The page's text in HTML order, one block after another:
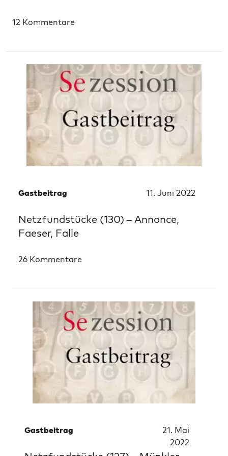
12 Kommentare
Gastbeitrag 11. Juni 2022
Netzfundstücke (130) – Annonce,
Faeser, Falle
26 Kommentare
Gastbeitrag
21. Mai
2022